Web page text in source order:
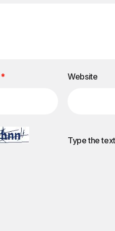
* Website
Type the